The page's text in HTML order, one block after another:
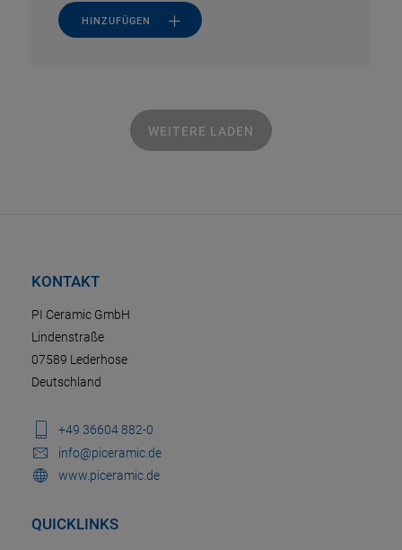
HINZUFÜGEN
WEITERE LADEN
KONTAKT
PI Ceramic GmbH
Lindenstraße
07589 Lederhose
Deutschland
+49 36604 882-0
info@piceramic.de
www.piceramic.de
QUICKLINKS